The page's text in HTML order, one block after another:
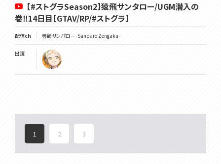
【#ストグラSeason2】猿飛サンタロー/UGM潜入の
巻‼14日目【GTAV/RP/#ストグラ】
配信ch 善額サンパロー -Sanparo Zengaku-
出演
1 2 3